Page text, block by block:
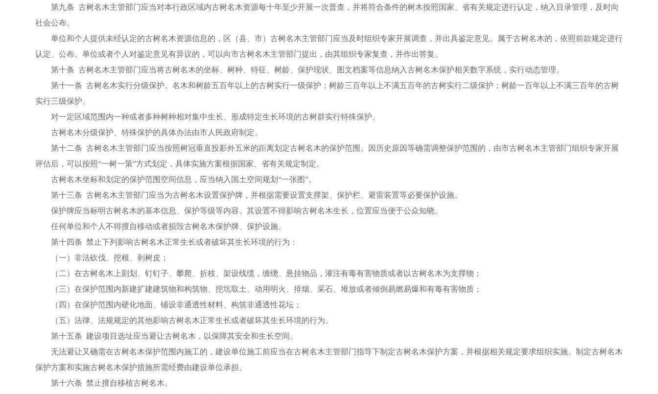
第九条 古树名木主管部门应当对本行政区域内古树名木资源每十年至少开展一次普查，并将符合条件的树木按照国家、省有关规定进行认定，纳入目录管理，及时向
社会公布。
单位和个人提供未经认定的古树名木资源信息的，区（县、市）古树名木主管部门应当及时组织专家开展调查，并出具鉴定意见。属于古树名木的，依照前款规定进行
认定、公布。单位或者个人对鉴定意见有异议的，可以向市古树名木主管部门提出，由其组织专家复查，并作出答复。
第十条 古树名木主管部门应当将古树名木的坐标、树种、特征、树龄、保护现状、图文档案等信息纳入古树名木保护相关数字系统，实行动态管理。
第十一条 古树名木实行分级保护。名木和树龄五百年以上的古树实行一级保护；树龄三百年以上不满五百年的古树实行二级保护；树龄一百年以上不满三百年的古树
实行三级保护。
对一定区域范围内一种或者多种树种相对集中生长、形成特定生长环境的古树群实行特殊保护。
古树名木分级保护、特殊保护的具体办法由市人民政府制定。
第十二条 古树名木主管部门应当按照树冠垂直投影外五米的距离划定古树名木的保护范围。因历史原因等确需调整保护范围的，由市古树名木主管部门组织专家开展
评估后，可以按照“一树一策”方式划定，具体实施方案根据国家、省有关规定制定。
古树名木坐标和划定的保护范围空间信息，应当纳入国土空间规划“一张图”。
第十三条 古树名木主管部门应当为古树名木设置保护牌，并根据需要设置支撑架、保护栏、避雷装置等必要保护设施。
保护牌应当标明古树名木的基本信息、保护等级等内容。其设置不得影响古树名木生长，位置应当便于公众知晓。
任何单位和个人不得擅自移动或者损毁古树名木保护牌、保护设施。
第十四条 禁止下列影响古树名木正常生长或者破坏其生长环境的行为：
（一）非法砍伐、挖根、剥树皮；
（二）在古树名木上刻划、钉钉子、攀爬、折枝、架设线缆，缠绕、悬挂物品，灌注有毒有害物质或者以古树名木为支撑物；
（三）在保护范围内新建扩建建筑物和构筑物、挖坑取土、动用明火、排烟、采石、堆放或者倾倒易燃易爆和有毒有害物质；
（四）在保护范围内硬化地面、铺设非通透性材料、构筑非通透性花坛；
（五）法律、法规规定的其他影响古树名木正常生长或者破坏其生长环境的行为。
第十五条 建设项目选址应当避让古树名木，以保障其安全和生长空间。
无法避让又确需在古树名木保护范围内施工的，建设单位施工前应当在古树名木主管部门指导下制定古树名木保护方案，并根据相关规定要求组织实施。制定古树名木
保护方案和实施古树名木保护措施所需经费由建设单位承担。
第十六条 禁止擅自移植古树名木。